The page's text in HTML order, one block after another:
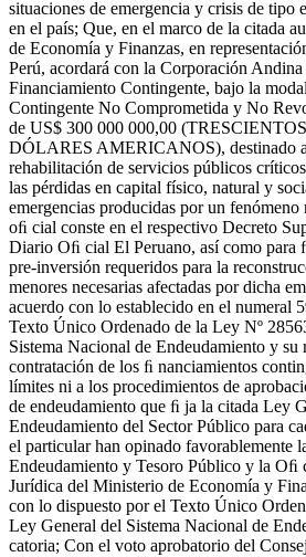
situaciones de emergencia y crisis de tipo
en el país; Que, en el marco de la citada
de Economía y Finanzas, en
Perú, acordará con la Corporación
Financiamiento Contingente, bajo la
Contingente No Comprometida y No
de US$ 300 000 000,00
DÓLARES AMERICANOS), destinado
rehabilitación de servicios públicos
las pérdidas en capital físico, natural y
emergencias producidas por un
oﬁ cial conste en el respectivo Decreto
Diario Oﬁ cial El Peruano, así como para
pre-inversión requeridos para la
menores necesarias afectadas por dicha
acuerdo con lo establecido en el numeral
Texto Único Ordenado de la Ley Nº
Sistema Nacional de Endeudamiento y su
contratación de los ﬁ nanciamientos
límites ni a los procedimientos de
de endeudamiento que ﬁ ja la citada Ley
Endeudamiento del Sector Público para
el particular han opinado favorablemente
Endeudamiento y Tesoro Público y la Oﬁ
Jurídica del Ministerio de Economía y
con lo dispuesto por el Texto Único
Ley General del Sistema Nacional de
catoria; Con el voto aprobatorio del